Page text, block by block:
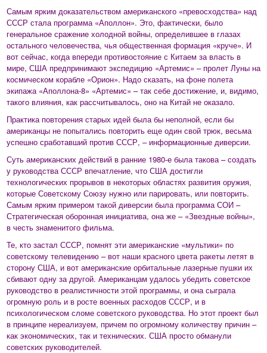
Самым ярким доказательством американского «превосходства» над
СССР стала программа «Аполлон». Это, фактически, было
генеральное сражение холодной войны, определившее в глазах
остального человечества, чья общественная формация «круче». И
вот сейчас, когда впереди противостояние с Китаем за власть в
мире, США предпринимают экспедицию «Артемис» – пролет Луны на
космическом корабле «Орион». Надо сказать, на фоне полета
экипажа «Аполлона-8» «Артемис» – так себе достижение, и, видимо,
такого влияния, как рассчитывалось, оно на Китай не оказало.
Практика повторения старых идей была бы неполной, если бы
американцы не попытались повторить еще один свой трюк, весьма
успешно сработавший против СССР, – информационные диверсии.
Суть американских действий в ранние 1980-е была такова – создать
у руководства СССР впечатление, что США достигли
технологических прорывов в некоторых областях развития оружия,
которые Советскому Союзу нужно или парировать, или повторить.
Самым ярким примером такой диверсии была программа СОИ –
Стратегическая оборонная инициатива, она же – «Звездные войны»,
в честь знаменитого фильма.
Те, кто застал СССР, помнят эти американские «мультики» по
советскому телевидению – вот наши красного цвета ракеты летят в
сторону США, и вот американские орбитальные лазерные пушки их
сбивают одну за другой. Американцам удалось убедить советское
руководство в реалистичности этой программы, и она сыграла
огромную роль и в росте военных расходов СССР, и в
психологическом сломе советского руководства. Но этот проект был
в принципе нереализуем, причем по огромному количеству причин –
как экономических, так и технических. США просто обманули
советских руководителей.